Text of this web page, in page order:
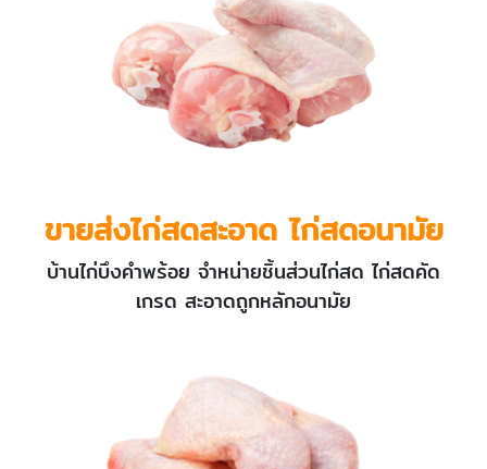
ขายส่งไก่สดสะอาด ไก่สดอนามัย
บ้านไก่บึงคำพร้อย จำหน่ายชิ้นส่วนไก่สด ไก่สดคัด
เกรด สะอาดถูกหลักอนามัย